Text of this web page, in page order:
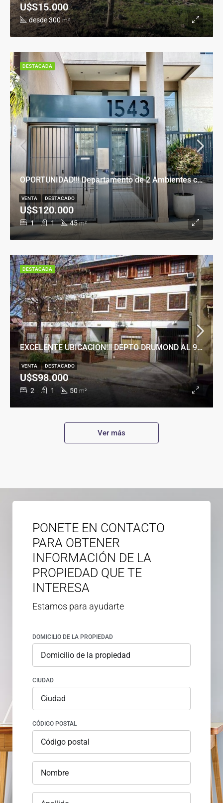
desde 300 m²
U$S15.000
OPORTUNIDAD!!! Departamento de 2 Ambientes con Cochera en Banfield Este
1 1 45 m²
U$S120.000
VENTA DESTACADO
DESTACADA
EXCELENTE UBICACION!!! DEPTO DRUMOND AL 900
2 1 50 m²
U$S98.000
VENTA DESTACADO
DESTACADA
Ver más
PONETE EN CONTACTO
PARA OBTENER
INFORMACIÓN DE LA
PROPIEDAD QUE TE
INTERESA
Estamos para ayudarte
DOMICILIO DE LA PROPIEDAD
CIUDAD
CÓDIGO POSTAL